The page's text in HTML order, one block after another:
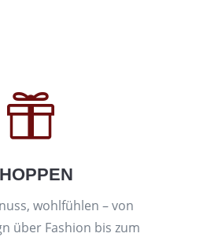

wohlfühlen – von
über Fashion bis zum